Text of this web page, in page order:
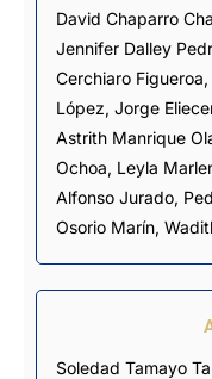
David Chaparro
Jennifer Dalley
Cerchiaro Figueroa,
López, Jorge
Astrith Manrique
Ochoa, Leyla
Alfonso Jurado,
Osorio Marín,
Soledad Tamayo